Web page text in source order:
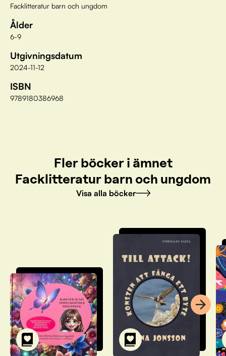
Facklitteratur barn och ungdom
Ålder
6-9
Utgivningsdatum
2024-11-12
ISBN
9789180386968
Fler böcker i ämnet
Facklitteratur barn och ungdom
Visa alla böcker